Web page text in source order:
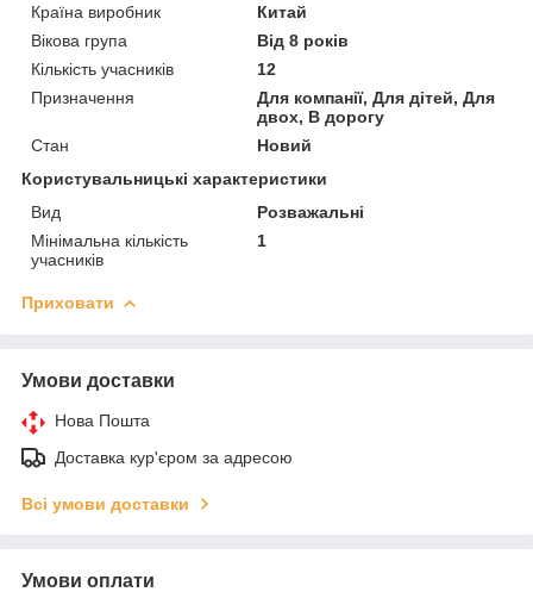
Країна виробник
Китай
Вікова група
Від 8 років
Кількість учасників
12
Призначення
Для компанії, Для дітей, Для
двох, В дорогу
Стан
Новий
Користувальницькі характеристики
Вид
Розважальні
Мінімальна кількість
учасників
1
Приховати
Умови доставки
Нова Пошта
Доставка кур'єром за адресою
Всі умови доставки
Умови оплати